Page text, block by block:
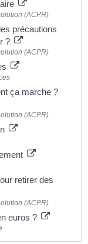
(ACPR)
précautions
?
(ACPR)
ça marche ?
(ACPR)
retirer des
(ACPR)
euros ?